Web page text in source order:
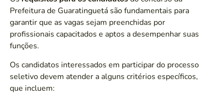
Prefeitura de Guaratinguetá são fundamentais para
garantir que as vagas sejam preenchidas por
profissionais capacitados e aptos a desempenhar suas
funções.
Os candidatos interessados em participar do processo
seletivo devem atender a alguns critérios específicos,
que incluem: